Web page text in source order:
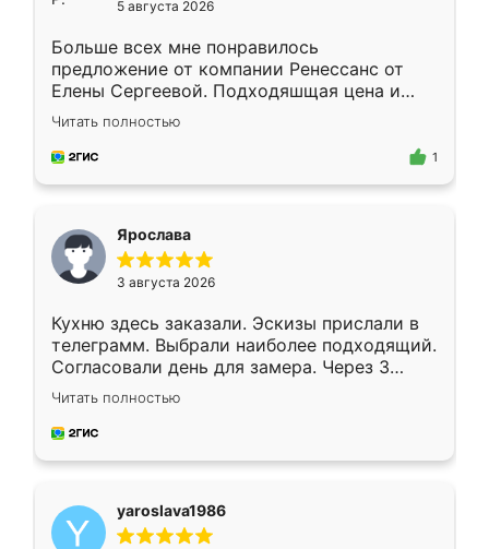
5 августа 2026
Больше всех мне понравилось
предложение от компании Ренессанс от
Елены Сергеевой. Подходяшщая цена и
короткие сроки изготовления. Приехавший
для замера сотрудник Владислав
предложил по моему эскизу самый
Читать полностью
1
Ярослава
3 августа 2026
Кухню здесь заказали. Эскизы прислали в
телеграмм. Выбрали наиболее подходящий.
Согласовали день для замера. Через 3
недели кухня была уже готова. Остались
довольны работой. Спасибо Ренессанс
мебель за качественную работу!
Читать полностью
yaroslava1986